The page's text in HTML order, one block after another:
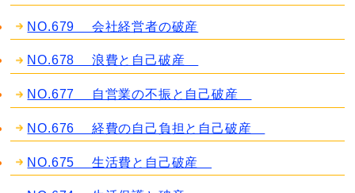
NO.679 会社経営者の破産
NO.678 浪費と自己破産
NO.677 自営業の不振と自己破産
NO.676 経費の自己負担と自己破産
NO.675 生活費と自己破産